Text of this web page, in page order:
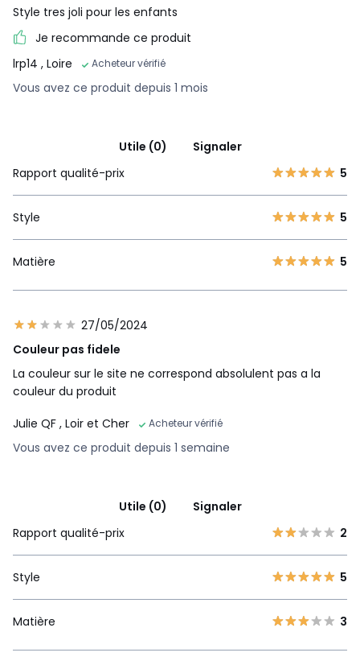
Style tres joli pour les enfants
Je recommande ce produit
lrp14 , Loire Acheteur vérifié
Vous avez ce produit depuis 1 mois
Utile (0)
Signaler
Rapport qualité-prix
5
Style 5
Matière 5
27/05/2024
Couleur pas fidele
La couleur sur le site ne correspond absolulent pas a la
couleur du produit
Julie QF , Loir et Cher Acheteur vérifié
Vous avez ce produit depuis 1 semaine
Utile (0)
Signaler
Rapport qualité-prix
2
Style 5
Matière 3